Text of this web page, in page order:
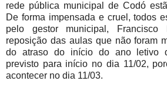
rede pública municipal de Codó
De forma impensada e cruel, todos
pelo gestor municipal,
reposição das aulas que não foram
do atraso do início do ano letivo
previsto para início no dia 11/02,
acontecer no dia 11/03.